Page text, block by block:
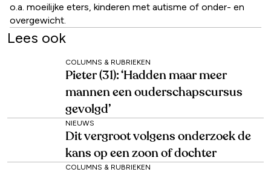
o.a. moeilijke eters, kinderen met autisme of onder- en
overgewicht.
Lees ook
COLUMNS & RUBRIEKEN
Pieter (31): ‘Hadden maar meer
mannen een ouderschapscursus
gevolgd’
NIEUWS
Dit vergroot volgens onderzoek de
kans op een zoon of dochter
COLUMNS & RUBRIEKEN